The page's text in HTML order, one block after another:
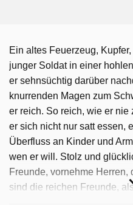
Ein altes Feuerzeug,
junger Soldat in einer
er sehnsüchtig darüber
knurrenden Magen zum
er reich. So reich, wie er nie
er sich nicht nur satt essen,
Überfluss an Kinder und
wen er will. Stolz und
Freunde, vornehme Herren,
sind die reichen Freunde,